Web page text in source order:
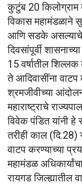
कुटुंब 20 किलोग्राम
विकास महामंडळाने
आणि सडके असल्याचे
दिवसांपूर्वी
15 वर्षातील
ते आदिवासींना
श्रमजीवीच्या
महाराष्ट्राचे
विवेक पंडित यांनी हे
तरीही काल
वाटप करण्याच्या
महामंडळ
रायगड जिल्ह्यातील